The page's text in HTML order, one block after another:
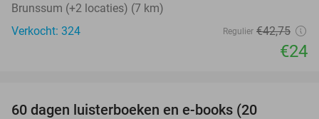
Brunssum (+2 locaties) (7 km)
Verkocht: 324
Regulier €42,75
€24
60 dagen luisterboeken en e-books (20